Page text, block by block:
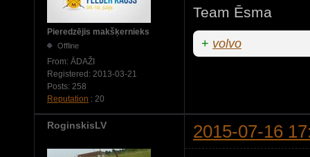
Pieredzējis makšķernieks
Offline
From: ĀDAŽI
Registered: 2013-03-21
Posts: 258
Reputation : 20
Team Ēsma
+ volvo
RoginskisLV 2015-07-16